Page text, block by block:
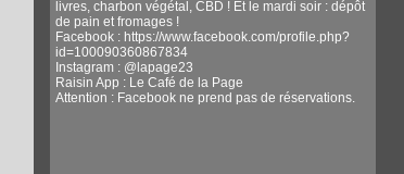
livres, charbon végétal, CBD ! Et le mardi soir : dépôt
de pain et fromages !
Facebook : https://www.facebook.com/profile.php?
id=100090360867834
Instagram : @lapage23
Raisin App : Le Café de la Page
Attention : Facebook ne prend pas de réservations.